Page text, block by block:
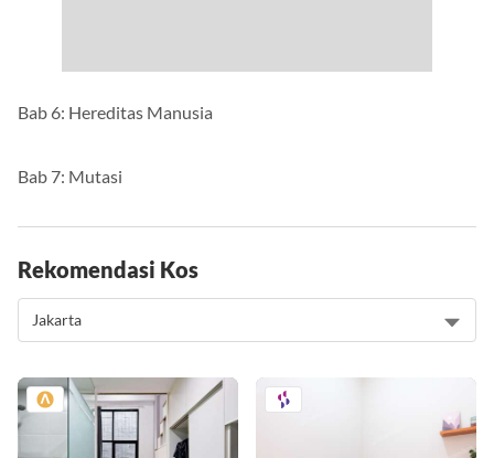
Bab 6: Hereditas Manusia
Bab 7: Mutasi
Rekomendasi Kos